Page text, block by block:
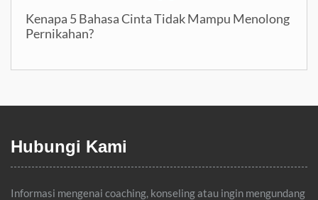
Kenapa 5 Bahasa Cinta Tidak Mampu Menolong
Pernikahan?
Hubungi Kami
Informasi mengenai coaching, konseling atau ingin mengundang